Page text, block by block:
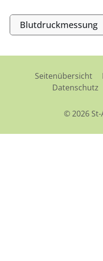
Blutdruckmessung
Seitenübersicht
Datenschutz
© 2026